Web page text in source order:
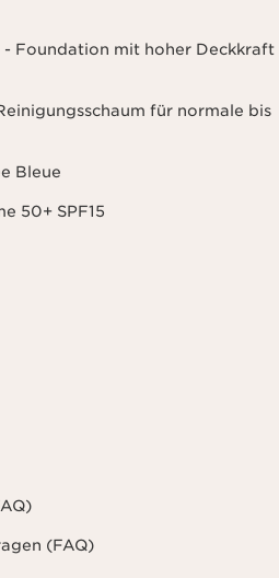
- Foundation mit hoher Deckkraft
für normale bis
Bleue
50+ SPF15
(FAQ)